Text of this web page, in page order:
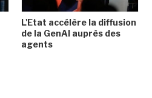
L'Etat accélère la diffusion
de la GenAI auprès des
agents